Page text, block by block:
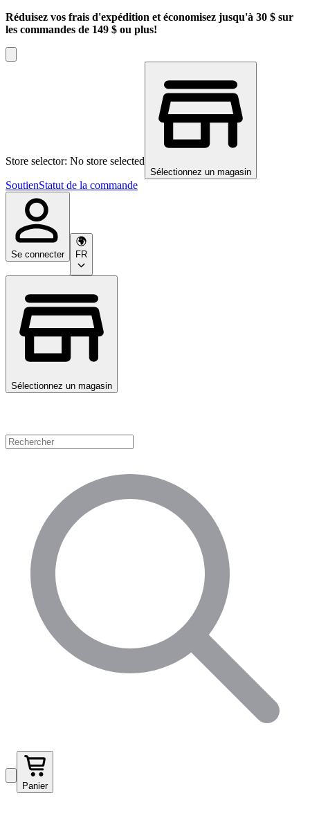
Réduisez vos frais d'expédition et économisez jusqu'à 30 $ sur
les commandes de 149 $ ou plus!
Store selector: No store selected
Sélectionnez un magasin
SoutienStatut de la commande
Se connecter FR
Sélectionnez un magasin
Panier